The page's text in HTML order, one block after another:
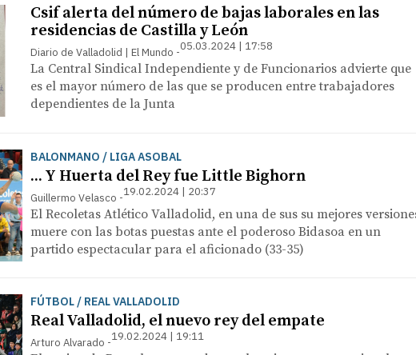
Csif alerta del número de bajas laborales en las
residencias de Castilla y León
Diario de Valladolid | El Mundo 05.03.2024 | 17:58
La Central Sindical Independiente y de Funcionarios advierte que
es el mayor número de las que se producen entre trabajadores
dependientes de la Junta
BALONMANO / LIGA ASOBAL
... Y Huerta del Rey fue Little Bighorn
Guillermo Velasco 19.02.2024 | 20:37
El Recoletas Atlético Valladolid, en una de sus su mejores
muere con las botas puestas ante el poderoso Bidasoa en un
partido espectacular para el aficionado (33-35)
FÚTBOL / REAL VALLADOLID
Real Valladolid, el nuevo rey del empate
Arturo Alvarado 19.02.2024 | 19:11